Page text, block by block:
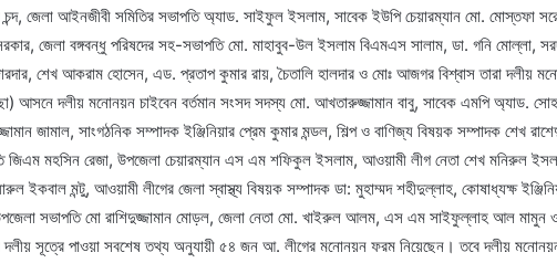
চন্দ, জেলা আইনজীবী সমিতির সভাপতি অ্যাড. সাইফুল ইসলাম, সাবেক ইউপি চেয়ারম্যান মো. মোস্তফা
জেলা বঙ্গবন্ধু পরিষদের সহ-সভাপতি মো. মাহাবুব-উল ইসলাম বিএমএস সালাম, ডা. গনি মোল্লা,
শেখ আকরাম হোসেন, এড. প্রতাপ কুমার রায়, চৈতালি হালদার ও মোঃ আজগর বিশ্বাস তারা দলীয়
আসনে দলীয় মনোনয়ন চাইবেন বর্তমান সংসদ সদস্য মো. আখতারুজ্জামান বাবু, সাবেক এমপি অ্যাড.
জামাল, সাংগঠনিক সম্পাদক ইঞ্জিনিয়ার প্রেম কুমার মন্ডল, শিল্প ও বাণিজ্য বিষয়ক সম্পাদক শেখ
জিএম মহসিন রেজা, উপজেলা চেয়ারম্যান এস এম শফিকুল ইসলাম, আওয়ামী লীগ নেতা শেখ মনিরুল
ইকবাল মন্টু, আওয়ামী লীগের জেলা স্বাস্থ্য বিষয়ক সম্পাদক ডা: মুহাম্মদ শহীদুল্লাহ, কোষাধ্যক্ষ
সভাপতি মো রাশিদুজ্জামান মোড়ল, জেলা নেতা মো. খাইরুল আলম, এস এম সাইফুল্লাহ আল মামুন
সূত্রে পাওয়া সবশেষ তথ্য অনুযায়ী ৫৪ জন আ. লীগের মনোনয়ন ফরম নিয়েছেন। তবে দলীয়